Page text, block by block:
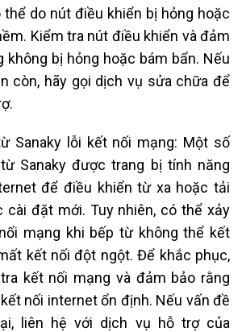
thể do nút điều khiển bị hỏng hoặc
Kiểm tra nút điều khiển và đảm
không bị hỏng hoặc bám bẩn. Nếu
còn, hãy gọi dịch vụ sửa chữa để
Sanaky lỗi kết nối mạng: Một số
Sanaky được trang bị tính năng
để điều khiển từ xa hoặc tải
cài đặt mới. Tuy nhiên, có thể xảy
mạng khi bếp từ không thể kết
kết nối đột ngột. Để khắc phục,
kết nối mạng và đảm bảo rằng
nối internet ổn định. Nếu vấn đề
liên hệ với dịch vụ hỗ trợ của